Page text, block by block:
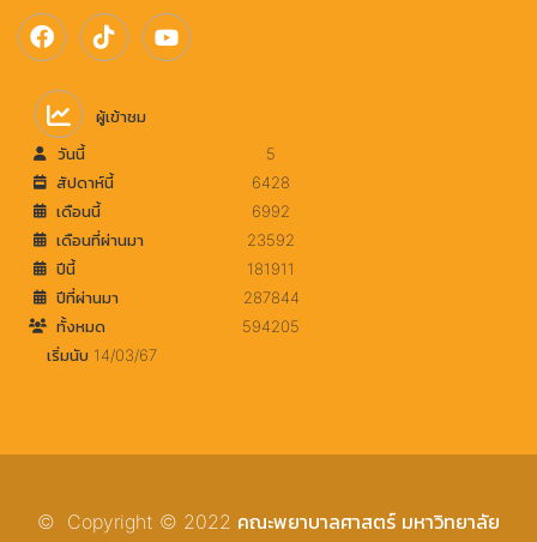
ผู้เข้าชม
วันนี้
5
สัปดาห์นี้
6428
เดือนนี้
6992
เดือนที่ผ่านมา
23592
ปีนี้
181911
ปีที่ผ่านมา
287844
ทั้งหมด
594205
เริ่มนับ 14/03/67
© Copyright © 2022 คณะพยาบาลศาสตร์ มหาวิทยาลัย